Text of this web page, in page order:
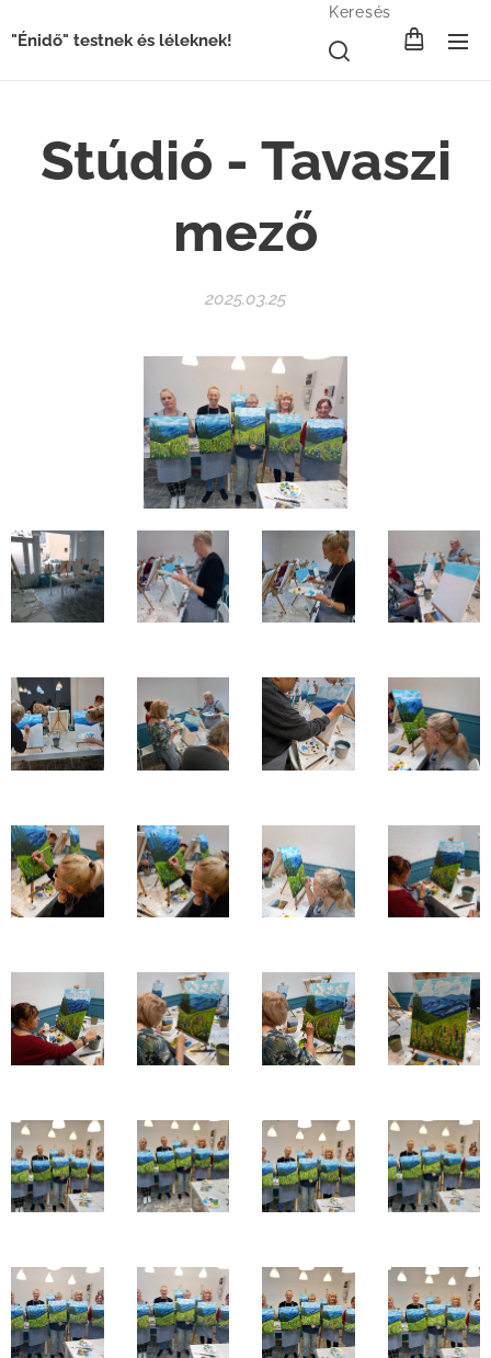
"Énidő" testnek és léleknek!
Keresés
Stúdió - Tavaszi
mező
2025.03.25